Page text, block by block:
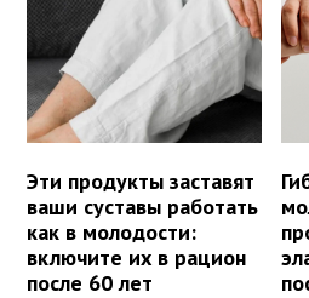
Эти продукты заставят
ваши суставы работать
как в молодости:
включите их в рацион
после 60 лет